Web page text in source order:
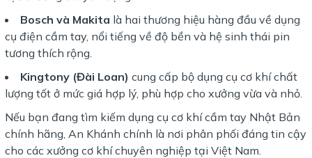
Bosch và Makita là hai thương hiệu hàng đầu về dụng
cụ điện cầm tay, nổi tiếng về độ bền và hệ sinh thái pin
tương thích rộng.
Kingtony (Đài Loan) cung cấp bộ dụng cụ cơ khí chất
lượng tốt ở mức giá hợp lý, phù hợp cho xưởng vừa và nhỏ.
Nếu bạn đang tìm kiếm dụng cụ cơ khí cầm tay Nhật Bản
chính hãng, An Khánh chính là nơi phân phối đáng tin cậy
cho các xưởng cơ khí chuyên nghiệp tại Việt Nam.